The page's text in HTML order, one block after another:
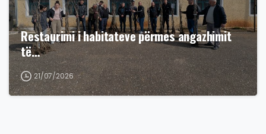
Restaurimi i habitateve përmes angazhimit
të…
21/07/2026